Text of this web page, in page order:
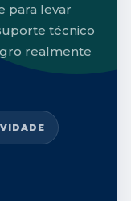
para levar
técnico
realmente